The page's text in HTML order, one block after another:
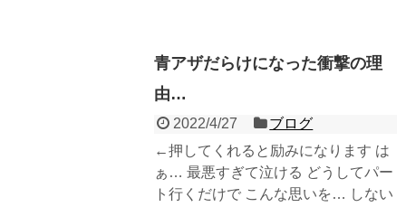
青アザだらけになった衝撃の理
由…
2022/4/27
ブログ
←押してくれると励みになります は
ぁ… 最悪すぎて泣ける どうしてパー
ト行くだけで こんな思いを… しない